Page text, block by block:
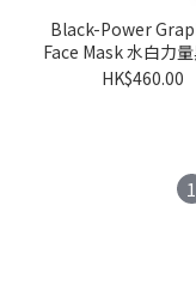
Black-Power
Face Mask 水白力
面膜 5pc/ box
HK$460.00
1